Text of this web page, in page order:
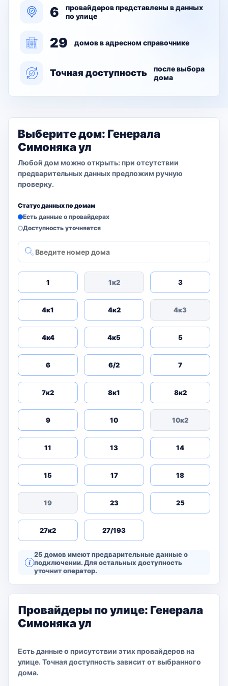
6
провайдеров представлены в данных
по улице
29 домов в адресном справочнике
Точная доступность
после выбора
дома
Выберите дом: Генерала
Симоняка ул
Любой дом можно открыть: при отсутствии
предварительных данных предложим ручную
проверку.
Статус данных по домам
Есть данные о провайдерах
Доступность уточняется
1 1к2 3
4к1 4к2 4к3
4к4 4к5 5
6 6/2 7
7к2 8к1 8к2
9 10 10к2
11 13 14
15 17 18
19 23 25
27к2 27/193
25 домов имеют предварительные данные о
подключении. Для остальных доступность
уточнит оператор.
Провайдеры по улице: Генерала
Симоняка ул
Есть данные о присутствии этих провайдеров на
улице. Точная доступность зависит от выбранного
дома.